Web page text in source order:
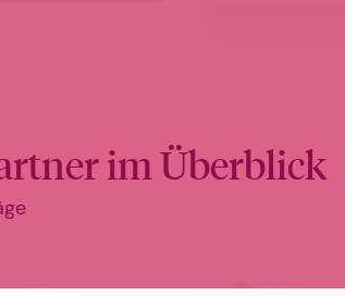
im Überblick